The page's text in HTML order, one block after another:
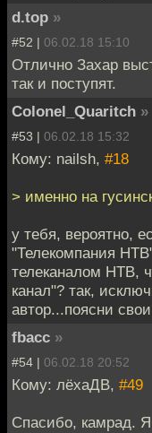
d.top »
#52 | 06.02.18 15:10
Отлично Захар
так и поступят.
Colonel_Quaritch »
#53 | 06.02.18 15:32
Кому: nailsh, #18
> именно на
у тебя, вероятно,
"Телекомпания
телеканалом НТВ,
канал"? так,
автор...поясни
fbacc »
#54 | 06.02.18 20:52
Кому: лёхаДВ, #49
Спасибо, камрад.